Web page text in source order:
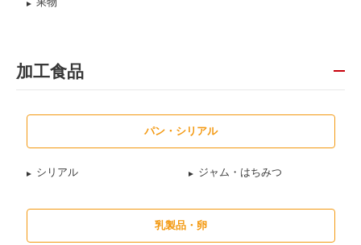
加工食品
パン・シリアル
シリアル ジャム・はちみつ
乳製品・卵